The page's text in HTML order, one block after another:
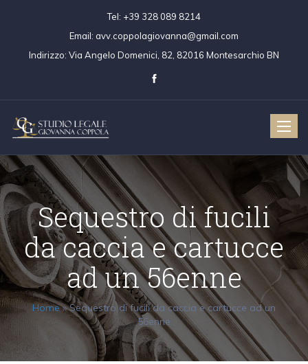
Tel: +39 328 089 8214
Email: avv.coppolagiovanna@gmail.com
Indirizzo: Via Angelo Domenici, 82, 82016 Montesarchio BN
Toggle
Sequestro di fucili
da caccia e cartucce
ad un 56enne
Home»Sequestro di fucili da caccia e cartucce ad un
56enne